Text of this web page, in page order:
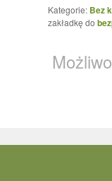
Kategorie: Bez
zakładkę do